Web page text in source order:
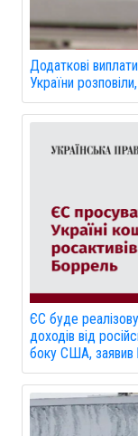
Додаткові
України
ЄС буде
доходів від
боку США, заявив